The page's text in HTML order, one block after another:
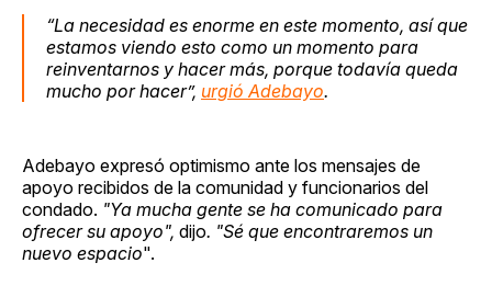
“La necesidad es enorme en este momento, así que
estamos viendo esto como un momento para
reinventarnos y hacer más, porque todavía queda
mucho por hacer”, urgió Adebayo.
Adebayo expresó optimismo ante los mensajes de
apoyo recibidos de la comunidad y funcionarios del
condado. "Ya mucha gente se ha comunicado para
ofrecer su apoyo", dijo. "Sé que encontraremos un
nuevo espacio".